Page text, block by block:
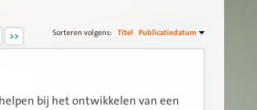
>> Sorteren volgens: Titel Publicatiedatum
bij het ontwikkelen van een